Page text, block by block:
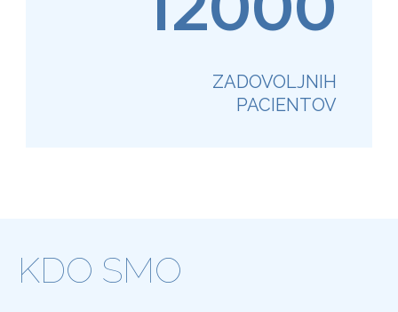
ZADOVOLJNIH
PACIENTOV
KDO SMO